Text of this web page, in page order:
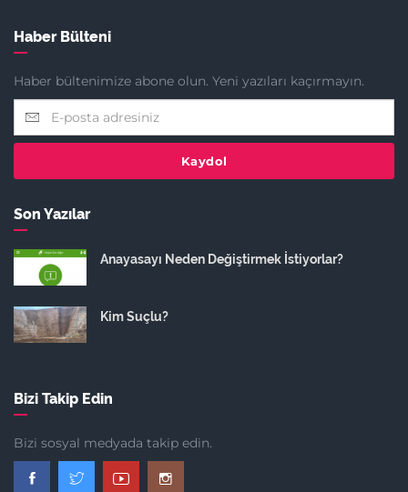
Haber Bülteni
Haber bültenimize abone olun. Yeni yazıları kaçırmayın.
Kaydol
Son Yazılar
Anayasayı Neden Değiştirmek İstiyorlar?
Kim Suçlu?
Bizi Takip Edin
Bizi sosyal medyada takip edin.